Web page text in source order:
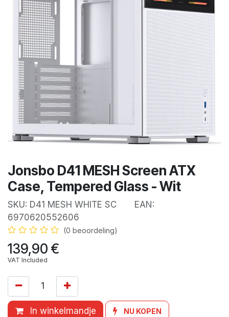
Jonsbo D41 MESH Screen ATX
Case, Tempered Glass - Wit
SKU: D41 MESH WHITE SC EAN:
6970620552606
(0 beoordeling)
139,90€
VAT Included
In winkelmandje NU KOPEN